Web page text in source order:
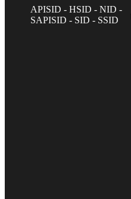
APISID - HSID - NID -
SAPISID - SID - SSID